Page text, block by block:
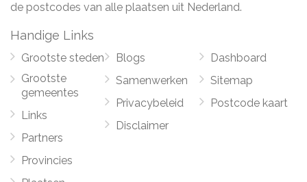
de postcodes van alle plaatsen uit Nederland.
Handige Links
Grootste steden
Grootste
gemeentes
Links
Partners
Provincies
Blogs
Samenwerken
Privacybeleid
Disclaimer
Dashboard
Sitemap
Postcode kaart